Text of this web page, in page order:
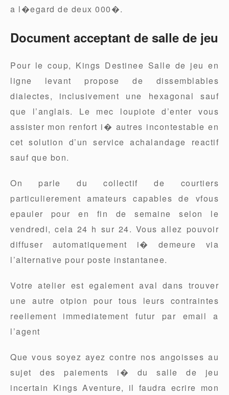
a l�egard de deux 000�.
Document acceptant de salle de jeu
Pour le coup, Kings Destinee Salle de jeu en
ligne levant propose de dissemblables
dialectes, inclusivement une hexagonal sauf
que l’anglais. Le mec loupiote d’enter vous
assister mon renfort i� autres incontestable en
cet solution d’un service achalandage reactif
sauf que bon.
On parle du collectif de courtiers
particulierement amateurs capables de vfous
epauler pour en fin de semaine selon le
vendredi, cela 24 h sur 24. Vous allez pouvoir
diffuser automatiquement i� demeure via
l’alternative pour poste instantanee.
Votre atelier est egalement aval dans trouver
une autre otpion pour tous leurs contraintes
reellement immediatement futur par email a
l’agent
Que vous soyez ayez contre nos angoisses au
sujet des paiements i� du salle de jeu
incertain Kings Aventure, il faudra ecrire mon